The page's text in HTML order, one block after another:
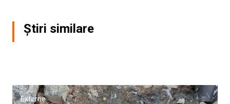
Știri similare
Externe